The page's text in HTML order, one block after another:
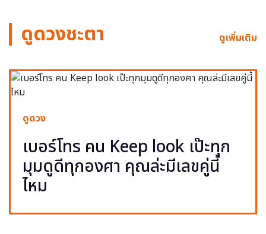
ดูดวงชะตา ดูเพิ่มเติม
ดูดวง
เบอร์โทร คน Keep look เป๊ะทุก
มุมดูดีทุกองศา คุณล่ะมีเลขคู่นี้
ไหม